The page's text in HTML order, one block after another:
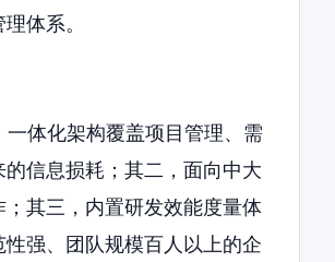
体系。
体化架构覆盖项目管理、需
信息损耗；其二，面向中大
其三，内置研发效能度量体
强、团队规模百人以上的企